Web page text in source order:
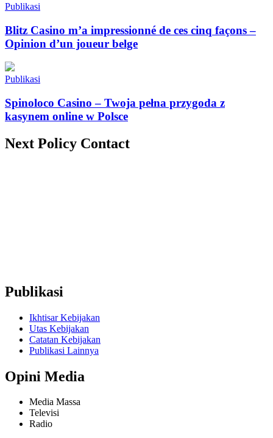
Publikasi
Blitz Casino m’a impressionné de ces cinq façons –
Opinion d’un joueur belge
Publikasi
Spinoloco Casino – Twoja pełna przygoda z
kasynem online w Polsce
Next Policy Contact
Publikasi
Ikhtisar Kebijakan
Utas Kebijakan
Catatan Kebijakan
Publikasi Lainnya
Opini Media
Media Massa
Televisi
Radio